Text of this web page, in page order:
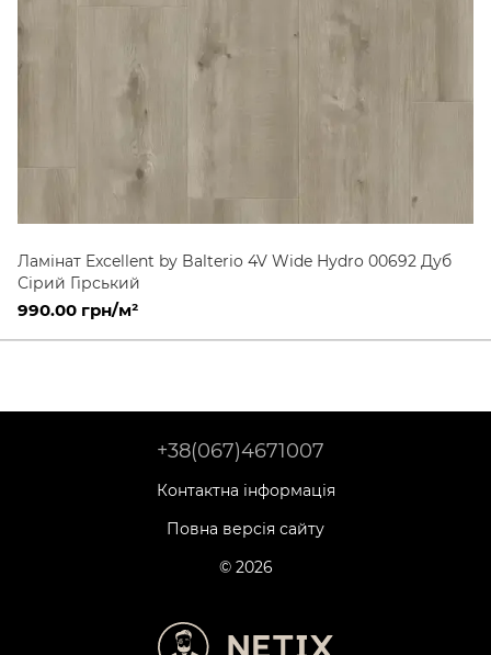
Ламінат Excellent by Balterio 4V Wide Hydro 00692 Дуб
Сірий Гірський
990.00 грн/м²
+38(067)4671007
Контактна інформація
Повна версія сайту
© 2026